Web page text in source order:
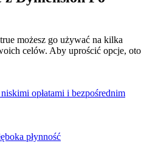
możesz go używać na kilka
celów. Aby uprościć opcje, oto
opłatami i bezpośrednim
płynność